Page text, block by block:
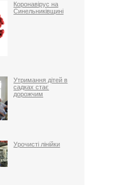
Коронавірус на
Синельниківщині
Утримання дітей в
садках стає
дорожчим
Урочисті лінійки